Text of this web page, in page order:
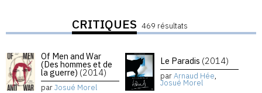
CRITIQUES 469 résultats
Of Men and War
(Des hommes et de
la guerre) (2014)
parJosué Morel
Le Paradis (2014)
parArnaud Hée,
Josué Morel